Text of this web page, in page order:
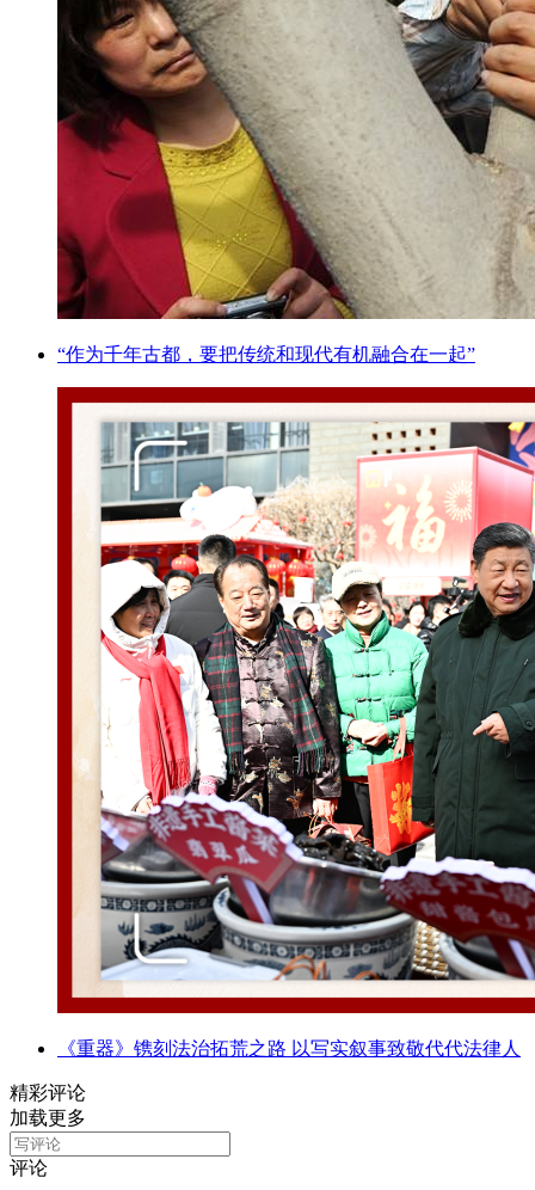
“作为千年古都，要把传统和现代有机融合在一起”
《重器》镌刻法治拓荒之路 以写实叙事致敬代代法律人
精彩评论
加载更多
评论